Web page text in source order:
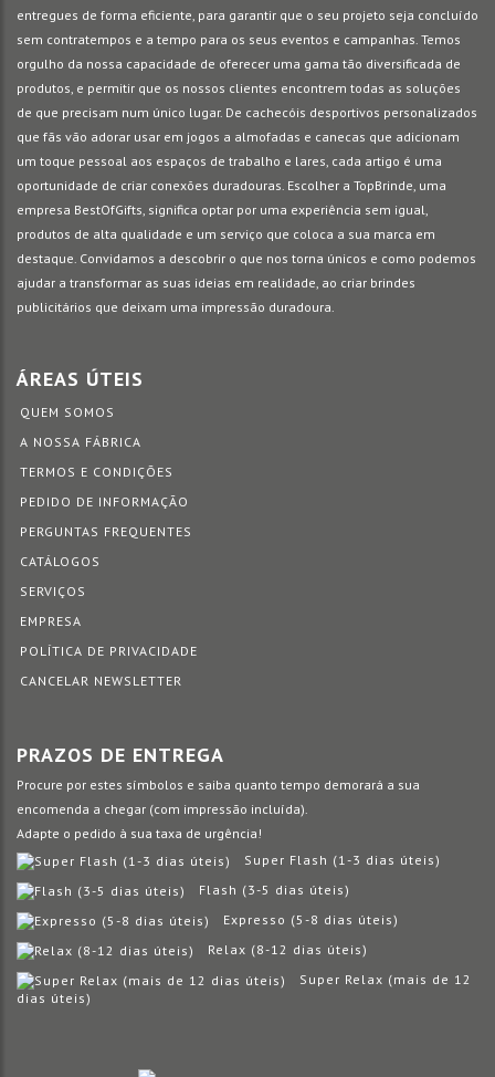
entregues de forma eficiente, para garantir que o seu projeto seja concluído
sem contratempos e a tempo para os seus eventos e campanhas. Temos
orgulho da nossa capacidade de oferecer uma gama tão diversificada de
produtos, e permitir que os nossos clientes encontrem todas as soluções
de que precisam num único lugar. De cachecóis desportivos personalizados
que fãs vão adorar usar em jogos a almofadas e canecas que adicionam
um toque pessoal aos espaços de trabalho e lares, cada artigo é uma
oportunidade de criar conexões duradouras. Escolher a TopBrinde, uma
empresa BestOfGifts, significa optar por uma experiência sem igual,
produtos de alta qualidade e um serviço que coloca a sua marca em
destaque. Convidamos a descobrir o que nos torna únicos e como podemos
ajudar a transformar as suas ideias em realidade, ao criar brindes
publicitários que deixam uma impressão duradoura.
ÁREAS ÚTEIS
QUEM SOMOS
A NOSSA FÁBRICA
TERMOS E CONDIÇÕES
PEDIDO DE INFORMAÇÃO
PERGUNTAS FREQUENTES
CATÁLOGOS
SERVIÇOS
EMPRESA
POLÍTICA DE PRIVACIDADE
CANCELAR NEWSLETTER
PRAZOS DE ENTREGA
Procure por estes símbolos e saiba quanto tempo demorará a sua
encomenda a chegar (com impressão incluída).
Adapte o pedido à sua taxa de urgência!
Super Flash (1-3 dias úteis)
Flash (3-5 dias úteis)
Expresso (5-8 dias úteis)
Relax (8-12 dias úteis)
Super Relax (mais de 12
dias úteis)